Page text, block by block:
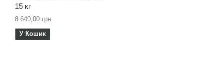
15 кг
8 640,00 грн
У Кошик